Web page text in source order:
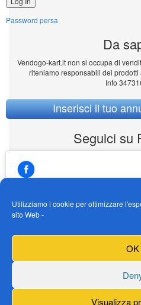
Utilizziamo i cookie per ottimizzare
sito Web -
OK
Visualizza
Password persa
Da
Vendogo-kart.it non si occupa di
riteniamo responsabili dei
Info
Inserisci il tuo
Seguici su
https://Fai clic per accettare i
abilitare